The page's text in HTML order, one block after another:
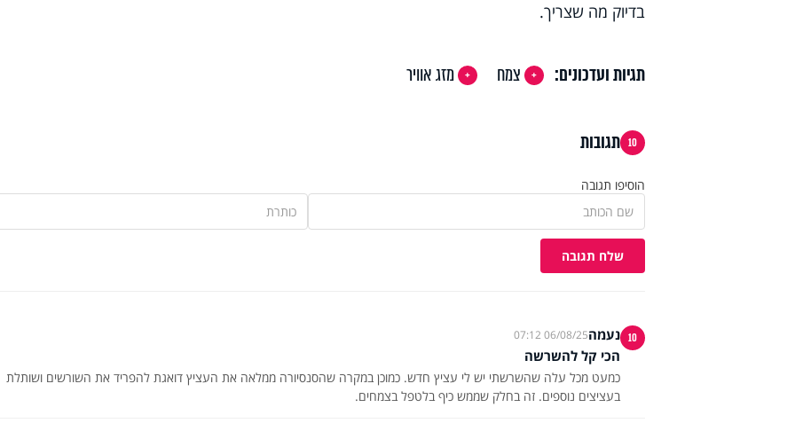
בדיוק מה שצריך.
תגיות ועדכונים: צמח מזג אוויר
10 תגובות
הוסיפו תגובה
שלח תגובה
10 נעמה06/08/25 07:12
הכי קל להשרשה
כמעט מכל עלה שהשרשתי יש לי עציץ חדש. כמוכן במקרה שהסנסיורה ממלאה את העציץ דואגת להפריד את השורשים ושותלת
בעציצים נוספים. זה בחלק שממש כיף בלטפל בצמחים.